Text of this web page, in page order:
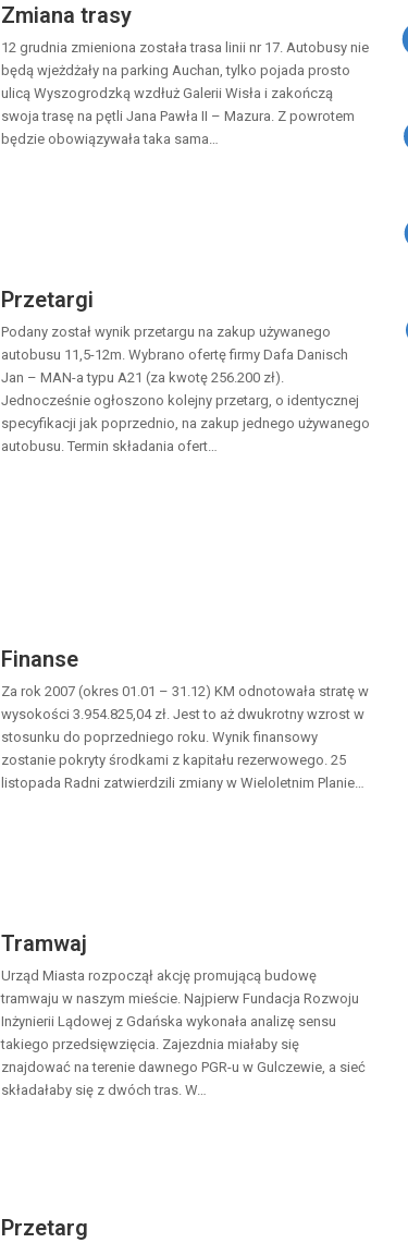
Zmiana trasy
12 grudnia zmieniona została trasa linii nr 17. Autobusy nie
będą wjeżdżały na parking Auchan, tylko pojada prosto
ulicą Wyszogrodzką wzdłuż Galerii Wisła i zakończą
swoja trasę na pętli Jana Pawła II – Mazura. Z powrotem
będzie obowiązywała taka sama…
Przetargi
Podany został wynik przetargu na zakup używanego
autobusu 11,5-12m. Wybrano ofertę firmy Dafa Danisch
Jan – MAN-a typu A21 (za kwotę 256.200 zł).
Jednocześnie ogłoszono kolejny przetarg, o identycznej
specyfikacji jak poprzednio, na zakup jednego używanego
autobusu. Termin składania ofert…
Finanse
Za rok 2007 (okres 01.01 – 31.12) KM odnotowała stratę w
wysokości 3.954.825,04 zł. Jest to aż dwukrotny wzrost w
stosunku do poprzedniego roku. Wynik finansowy
zostanie pokryty środkami z kapitału rezerwowego. 25
listopada Radni zatwierdzili zmiany w Wieloletnim Planie…
Tramwaj
Urząd Miasta rozpoczął akcję promującą budowę
tramwaju w naszym mieście. Najpierw Fundacja Rozwoju
Inżynierii Lądowej z Gdańska wykonała analizę sensu
takiego przedsięwzięcia. Zajezdnia miałaby się
znajdować na terenie dawnego PGR-u w Gulczewie, a sieć
składałaby się z dwóch tras. W…
Przetarg